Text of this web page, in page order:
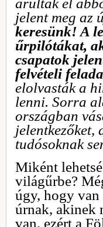
árultak el
jelent meg az
keresünk! A
űrpilótákat,
csapatok
felvételi
elolvasták a
lenni. Sorra
országban
jelentkezőket,
tudósoknak
Miként
világűrbe?
úgy, hogy
úrnak, akinek
van, ezért a